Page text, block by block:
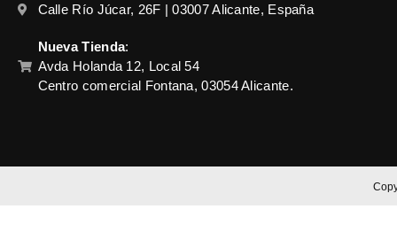
Calle Río Júcar, 26F | 03007 Alicante, España
Nueva Tienda:
Avda Holanda 12, Local 54
Centro comercial Fontana, 03054 Alicante.